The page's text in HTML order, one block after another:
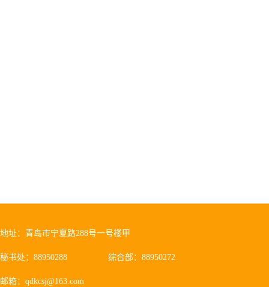
地址：青岛市宁夏路288号一号楼甲
秘书处：88950288 综合部：88950272
邮箱：qdkcsj@163.com